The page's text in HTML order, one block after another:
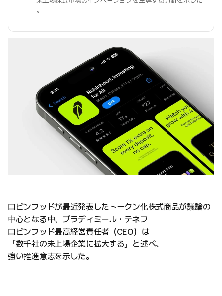
。
ロビンフッドが最近発表したトークン化株式商品が議論の
中心となる中、ブラディミール・テネフ
ロビンフッド最高経営責任者（CEO）は
「数千社の未上場企業に拡大する」と述べ、
強い推進意志を示した。